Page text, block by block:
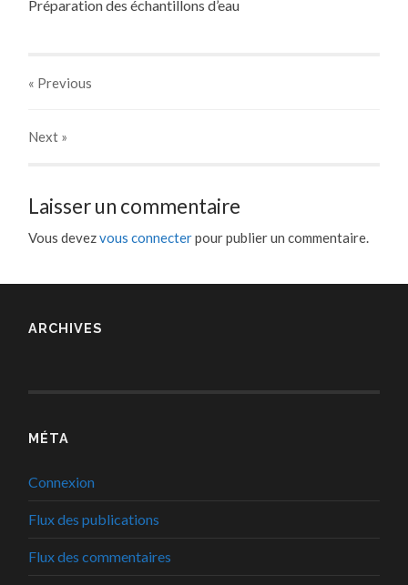
Préparation des échantillons d’eau
« Previous
Next »
Laisser un commentaire
Vous devezvous connecterpour publier un commentaire.
ARCHIVES
MÉTA
Connexion
Flux des publications
Flux des commentaires